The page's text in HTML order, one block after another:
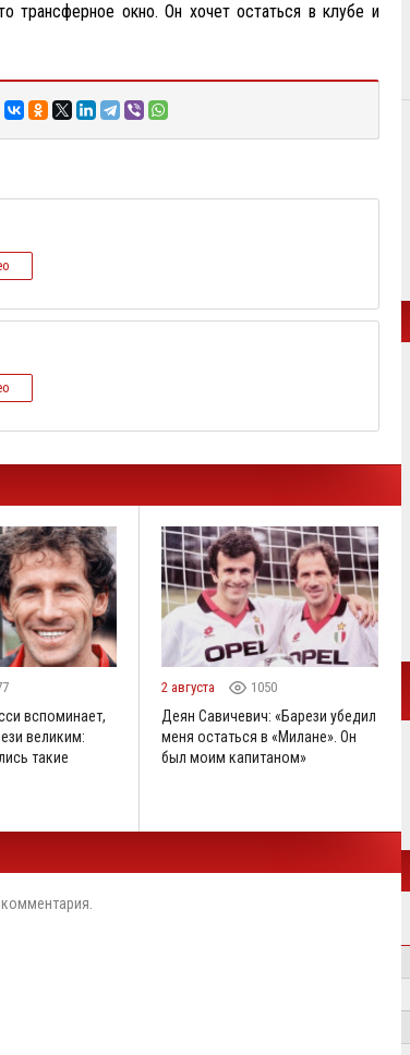
трансферное окно. Он хочет остаться в клубе и
вспоминает,
великим:
такие
2 августа 1050
Деян Савичевич: «Барези убедил
меня остаться в «Милане». Он
был моим капитаном»